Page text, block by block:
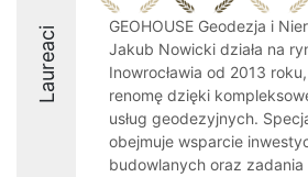
Laureaci
GEOHOUSE Geodezja i
Jakub Nowicki działa na
Inowrocławia od 2013
renomę dzięki
usług geodezyjnych.
obejmuje wsparcie
budowlanych oraz zadania